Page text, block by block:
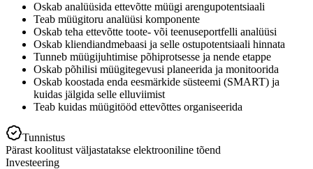
Oskab analüüsida ettevõtte müügi arengupotentsiaali
Teab müügitoru analüüsi komponente
Oskab teha ettevõtte toote- või teenuseportfelli analüüsi
Oskab kliendiandmebaasi ja selle ostupotentsiaali hinnata
Tunneb müügijuhtimise põhiprotsesse ja nende etappe
Oskab põhilisi müügitegevusi planeerida ja monitoorida
Oskab koostada enda eesmärkide süsteemi (SMART) ja
kuidas jälgida selle elluviimist
Teab kuidas müügitööd ettevõttes organiseerida
Tunnistus
Pärast koolitust väljastatakse elektrooniline tõend
Investeering